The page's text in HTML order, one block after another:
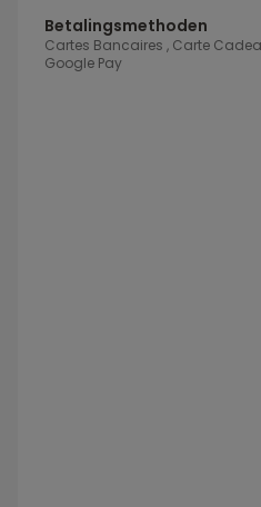
Betalingsmethoden
Cartes Bancaires , Carte
Google Pay